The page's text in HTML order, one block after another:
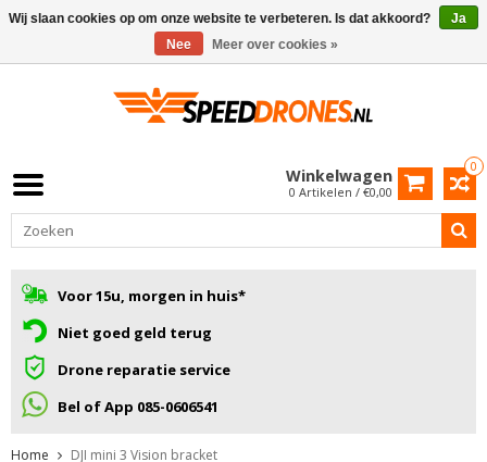
0
Winkelwagen
0 Artikelen / €0,00
Voor 15u, morgen in huis*
Niet goed geld terug
Drone reparatie service
Bel of App 085-0606541
Home DJI mini 3 Vision bracket
Wij slaan cookies op om onze website te verbeteren. Is dat akkoord?
Ja
Nee
Meer over cookies »